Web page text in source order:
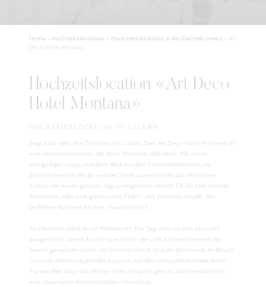
Home Hochzeitslocations Hochzeitslocations in der Zentralschweiz
Art
Deco Hotel Montana
Hochzeitslocation «Art Deco
Hotel Montana»
HOCHZEITSLOCATION IN LUZERN
Sagt «Ja» über den Dächern von Luzern: Das Art Deco Hotel Montana ist
eine Hochzeitslocation, die keine Wünsche offenlässt. Mit seiner
einzigartigen Lage und dem Blick auf den Vierwaldstättersee, die
Zentralschweizer Berge und die Stadt Luzern bietet das Hotel eine
Kulisse, die euren grossen Tag unvergesslich macht. Ob für eine stilvolle
Zeremonie oder eine glamouröse Feier – das Montana schafft den
perfekten Rahmen für eure Traumhochzeit.
Im Montana steht ihr im Mittelpunkt. Pro Tag wird nur eine Hochzeit
ausgerichtet, damit ihr und eure Gäste die volle Aufmerksamkeit des
Teams geniessen könnt. Im Sommer könnt ihr eure Zeremonie im Beach
Club mit atemberaubender Aussicht auf den Vierwaldstättersee feiern.
Für den Fall, dass das Wetter nicht mitspielt, gibt es selbstverständlich
eine charmante Schlechtwetter-Alternative.